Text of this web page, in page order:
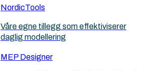
NordicTools
Våre egne tillegg som effektiviserer
daglig modellering
MEP Designer